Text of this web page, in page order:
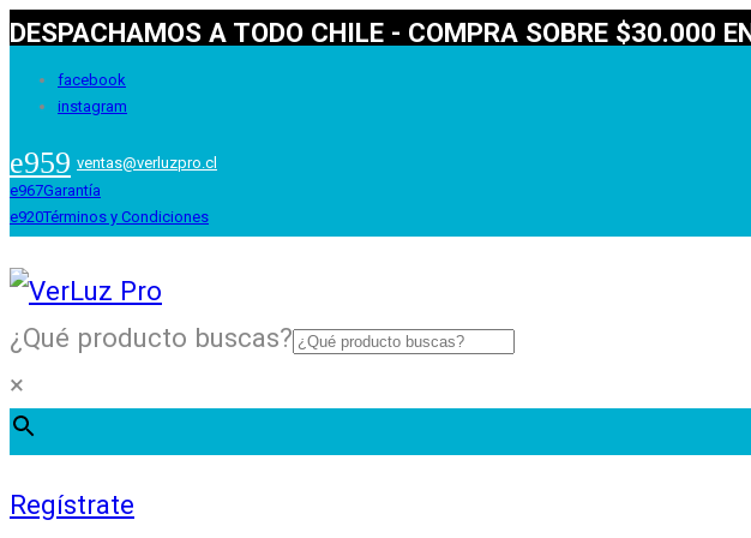
DESPACHAMOS A TODO CHILE - COMPRA SOBRE $30.000
facebook
instagram
ventas@verluzpro.cl
Garantía
Términos y Condiciones
¿Qué producto buscas?
×
Regístrate